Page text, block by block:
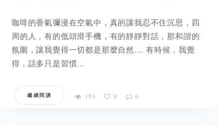
咖啡的香氣彌漫在空氣中，真的讓我忍不住沉思，四
周的人，有的低頭滑手機，有的靜靜對話，那和諧的
氛圍，讓我覺得一切都是那麼自然.... 有時候，我覺
得，話多只是習慣…
繼續閱讀 153 0 0